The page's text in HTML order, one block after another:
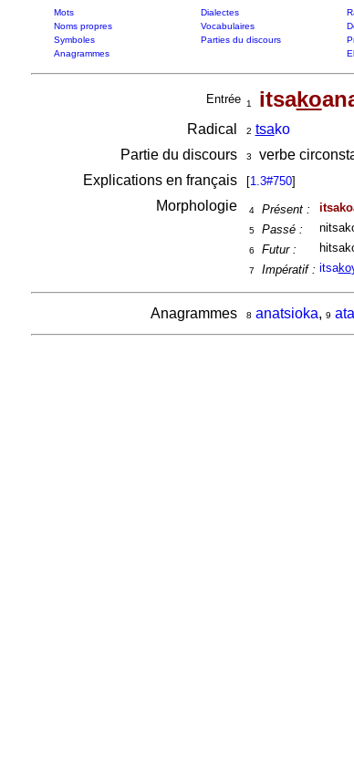
Mots Dialectes
Noms propres
Vocabulaires
Symboles
Parties du discours
Anagrammes
Entrée 1 itsako
Radical 2 tsako
Partie du discours
3
verbe
Explications en français
[1.3#750]
Morphologie 4 Présent :
5 Passé :
6 Futur :
7 Impératif : itsako
Anagrammes 8 anatsioka, 9